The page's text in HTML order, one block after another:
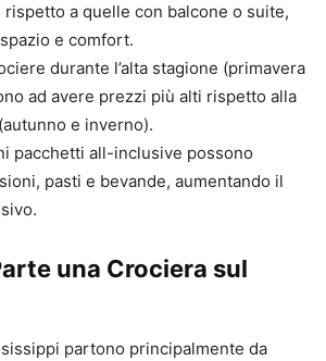
a quelle con balcone o suite,
e comfort.
durante l’alta stagione (primavera
ad avere prezzi più alti rispetto alla
e inverno).
pacchetti all-inclusive possono
pasti e bevande, aumentando il
una Crociera sul
partono principalmente da